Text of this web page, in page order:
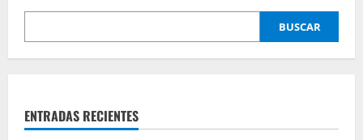
BUSCAR
ENTRADAS RECIENTES